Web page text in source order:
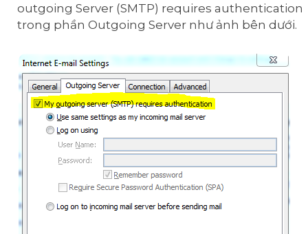
outgoing Server (SMTP) requires authentication
trong phần Outgoing Server như ảnh bên dưới.